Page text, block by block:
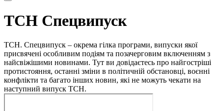
ТСН Спецвипуск
ТСН. Спецвипуск – окрема гілка програми, випуски якої
присвячені особливим подіям та позачерговим включенням з
найсвіжішими новинами. Тут ви довідаєтесь про найгостріші
протистояння, останні зміни в політичній обстановці, воєнні
конфлікти та багато інших новин, які не можуть чекати на
наступний випуск ТСН.